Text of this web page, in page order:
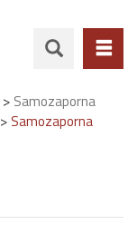
> Samozaporna
> Samozaporna